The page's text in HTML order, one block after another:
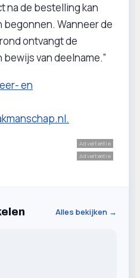
na de bestelling kan
Wanneer de
ontvangt de
van deelname.”
en
Advertentie
Advertentie
Alles bekijken →